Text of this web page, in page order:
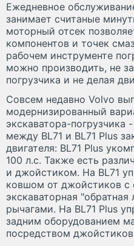
Ежедневное
занимает считаные
моторный отсек
компонентов и точек
рабочем инструменте
можно производить, не
погрузчика и не делая
Совсем недавно Volvo
модернизированный
экскаватора-погрузчика
между BL71 и BL71 Plus
двигателя: BL71 Plus
100 л.с. Также есть
и джойстиком. На BL71
ковшом от джойстиков с
экскаваторная "обратная
рычагами. На BL71 Plus
задним оборудованием
посредством